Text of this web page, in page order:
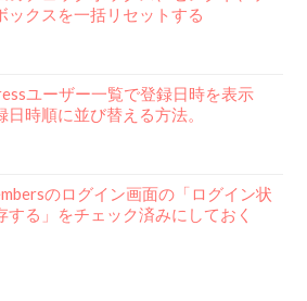
ックスを一括リセットする
ユーザー一覧で登録日時を表示
日時順に並び替える方法。
のログイン画面の「ログイン状
する」をチェック済みにしておく